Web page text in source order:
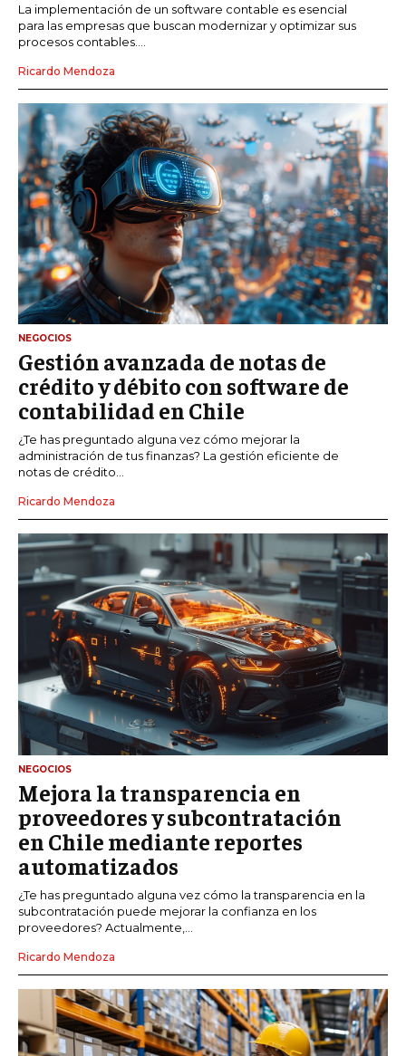
La implementación de un software contable es esencial
para las empresas que buscan modernizar y optimizar sus
procesos contables....
Ricardo Mendoza
NEGOCIOS
Gestión avanzada de notas de
crédito y débito con software de
contabilidad en Chile
¿Te has preguntado alguna vez cómo mejorar la
administración de tus finanzas? La gestión eficiente de
notas de crédito...
Ricardo Mendoza
NEGOCIOS
Mejora la transparencia en
proveedores y subcontratación
en Chile mediante reportes
automatizados
¿Te has preguntado alguna vez cómo la transparencia en la
subcontratación puede mejorar la confianza en los
proveedores? Actualmente,...
Ricardo Mendoza